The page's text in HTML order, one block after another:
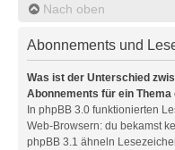
Nach oben
Abonnements und
Was ist der Unterschied
Abonnements für ein Thema
In phpBB 3.0 funktionierten
Web-Browsern: du bekamst
phpBB 3.1 ähneln